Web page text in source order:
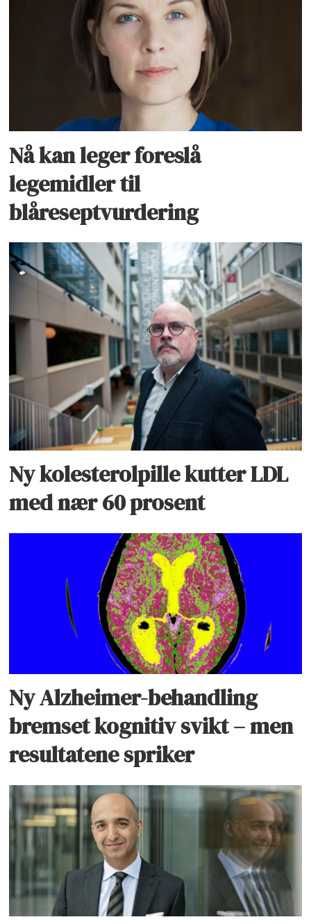
Nå kan leger foreslå
legemidler til
blåreseptvurdering
Ny kolesterolpille kutter LDL
med nær 60 prosent
Ny Alzheimer-behandling
bremset kognitiv svikt – men
resultatene spriker